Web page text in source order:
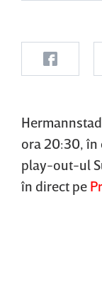
ora 20:30, în
play-out-ul
în direct pe